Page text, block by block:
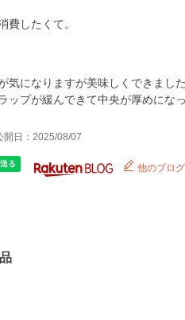
費したくて。
気になりますが美味しくできました
ップが緩んできて中央が厚めにな
開日：2025/08/07
他のブログ